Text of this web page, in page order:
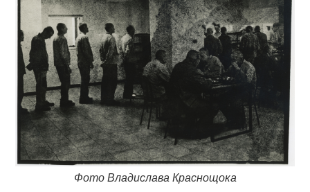
Фото Владислава Краснощока